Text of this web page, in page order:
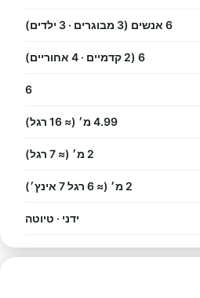
6 אנשים (3 מבוגרים · 3 ילדים)
6 (2 קדמיים · 4 אחוריים)
6
4.99 מ׳ (≈ 16 רגל)
2 מ׳ (≈ 7 רגל)
2 מ׳ (≈ 6 רגל 7 אינץ׳)
ידני · טיוטה